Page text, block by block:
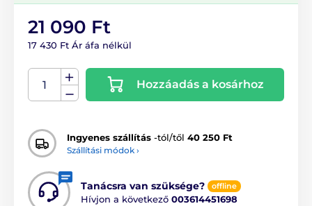
21 090 Ft
17 430 Ft Ár áfa nélkül
Hozzáadás a kosárhoz
Ingyenes szállítás -tól/től 40 250 Ft
Szállítási módok ›
Tanácsra van szüksége? offline
Hívjon a következő 003614451698